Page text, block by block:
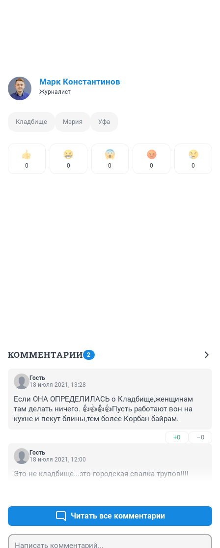
Марк Константинов
Журналист
Кладбище Мэрия Уфа
0 0 0 0 0
КОММЕНТАРИИ 2
Гость
18 июля 2021, 13:28
Если ОНА ОПРЕДЕЛИЛАСЬ о Кладбище,женщинам
там делать ничего. 👍👍👍👍Пусть работают вон на
кухне и пекут блины,тем более Корбан байрам.
+0 –0
Гость
18 июля 2021, 12:00
Это не кладбище...это городская свалка трупов!!!!
Читать все комментарии